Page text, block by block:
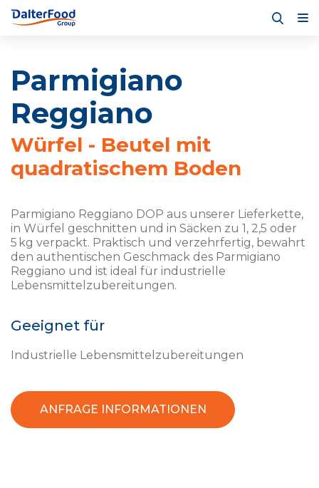
Parmigiano
Reggiano
Würfel - Beutel mit
quadratischem Boden
Parmigiano Reggiano DOP aus unserer Lieferkette,
in Würfel geschnitten und in Säcken zu 1, 2,5 oder
5 kg verpackt. Praktisch und verzehrfertig, bewahrt
den authentischen Geschmack des Parmigiano
Reggiano und ist ideal für industrielle
Lebensmittelzubereitungen.
Geeignet für
Industrielle Lebensmittelzubereitungen
ANFRAGE INFORMATIONEN